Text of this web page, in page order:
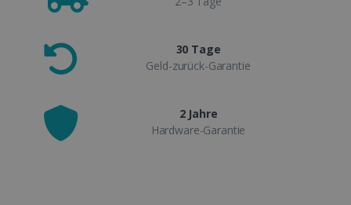
30 Tage
Geld-zurück-Garantie
2 Jahre
Hardware-Garantie